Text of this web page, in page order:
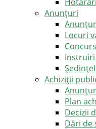
Anunţuri
Locuri
Instruiri
Achiziții
Plan
Decizii
Dări de